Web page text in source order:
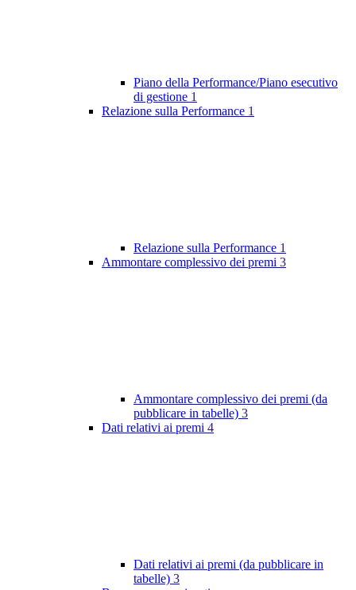
Piano della Performance/Piano esecutivo
di gestione 1
Relazione sulla Performance 1
Relazione sulla Performance 1
Ammontare complessivo dei premi 3
Ammontare complessivo dei premi (da
pubblicare in tabelle) 3
Dati relativi ai premi 4
Dati relativi ai premi (da pubblicare in
tabelle) 3